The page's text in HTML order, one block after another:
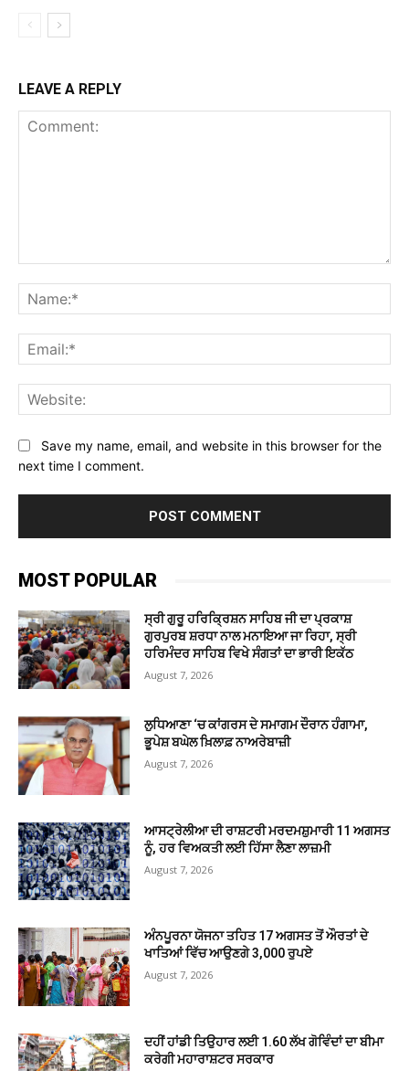
LEAVE A REPLY
Save my name, email, and website in this browser for the
next time I comment.
MOST POPULAR
ਸ੍ਰੀ ਗੁਰੂ ਹਰਿਕ੍ਰਿਸ਼ਨ ਸਾਹਿਬ ਜੀ ਦਾ ਪ੍ਰਕਾਸ਼
ਗੁਰਪੁਰਬ ਸ਼ਰਧਾ ਨਾਲ ਮਨਾਇਆ ਜਾ ਰਿਹਾ, ਸ੍ਰੀ
ਹਰਿਮੰਦਰ ਸਾਹਿਬ ਵਿਖੇ ਸੰਗਤਾਂ ਦਾ ਭਾਰੀ ਇਕੱਠ
August 7, 2026
ਲੁਧਿਆਣਾ ‘ਚ ਕਾਂਗਰਸ ਦੇ ਸਮਾਗਮ ਦੌਰਾਨ ਹੰਗਾਮਾ,
ਭੂਪੇਸ਼ ਬਘੇਲ ਖ਼ਿਲਾਫ਼ ਨਾਅਰੇਬਾਜ਼ੀ
August 7, 2026
ਆਸਟ੍ਰੇਲੀਆ ਦੀ ਰਾਸ਼ਟਰੀ ਮਰਦਮਸ਼ੁਮਾਰੀ 11 ਅਗਸਤ
ਨੂੰ, ਹਰ ਵਿਅਕਤੀ ਲਈ ਹਿੱਸਾ ਲੈਣਾ ਲਾਜ਼ਮੀ
August 7, 2026
ਅੰਨਪੂਰਨਾ ਯੋਜਨਾ ਤਹਿਤ 17 ਅਗਸਤ ਤੋਂ ਔਰਤਾਂ ਦੇ
ਖਾਤਿਆਂ ਵਿੱਚ ਆਉਣਗੇ 3,000 ਰੁਪਏ
August 7, 2026
ਦਹੀਂ ਹਾਂਡੀ ਤਿਉਹਾਰ ਲਈ 1.60 ਲੱਖ ਗੋਵਿੰਦਾਂ ਦਾ ਬੀਮਾ
ਕਰੇਗੀ ਮਹਾਰਾਸ਼ਟਰ ਸਰਕਾਰ